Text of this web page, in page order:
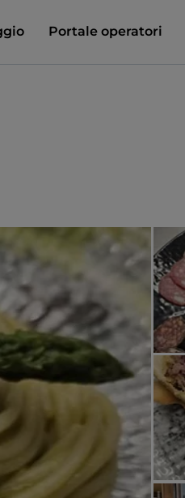
Portale operatori